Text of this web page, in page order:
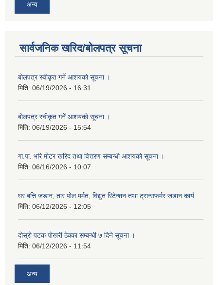
अन्य
सार्वजनिक खरिद/बोलपत्र सूचना
बोलपत्र स्वीकृत गर्ने आशयको सूचना ।
मिति: 06/19/2026 - 16:31
बोलपत्र स्वीकृत गर्ने आशयको सूचना ।
मिति: 06/19/2026 - 15:54
गा.पा. भरि मोटर खरिद तथा वित्तरण सम्बन्धी आशयको सूचना ।
मिति: 06/16/2026 - 10:07
घर बत्ति जडान, तार पोल मर्मत, विद्युत रिटेन्शन तथा ट्रान्सफर्मर जडान कार्य
मिति: 06/12/2026 - 12:05
दोस्रो पटक पोखरी ठेक्का सम्बन्धी ७ दिने सूचना ।
मिति: 06/12/2026 - 11:54
अन्य